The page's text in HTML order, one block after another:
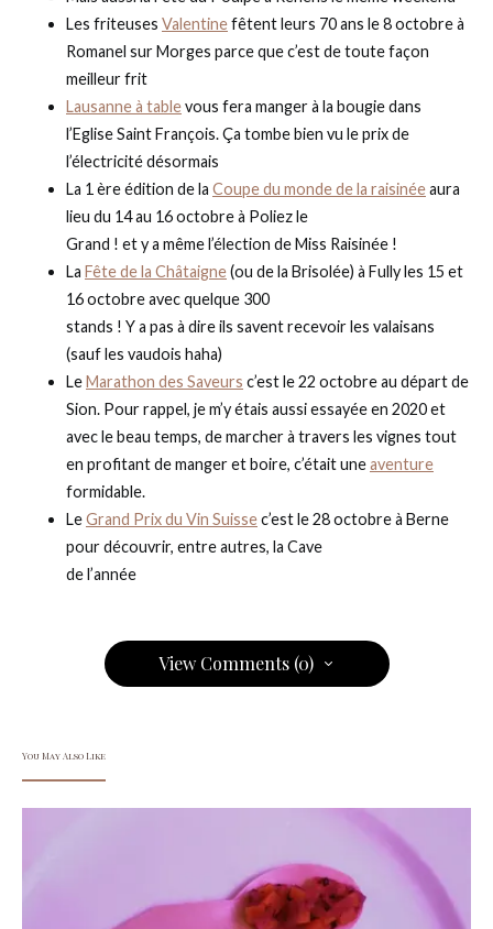
Les friteuses Valentinefêtent leurs 70 ans le 8 octobre à
Romanel sur Morges parce que c’est de toute façon
meilleur frit
Lausanne à tablevous fera manger à la bougie dans
l’Eglise Saint François. Ça tombe bien vu le prix de
l’électricité désormais
La 1 ère édition de la Coupe du monde de la raisinéeaura
lieu du 14 au 16 octobre à Poliez le
Grand ! et y a même l’élection de Miss Raisinée !
La Fête de la Châtaigne(ou de la Brisolée) à Fully les 15 et
16 octobre avec quelque 300
stands ! Y a pas à dire ils savent recevoir les valaisans
(sauf les vaudois haha)
LeMarathon des Saveurs c’est le 22 octobre au départ de
Sion. Pour rappel, je m’y étais aussi essayée en 2020 et
avec le beau temps, de marcher à travers les vignes tout
en profitant de manger et boire, c’était uneaventure
formidable.
LeGrand Prix du Vin Suissec’est le 28 octobre à Berne
pour découvrir, entre autres, la Cave
de l’année
View Comments (0)
You May Also Like